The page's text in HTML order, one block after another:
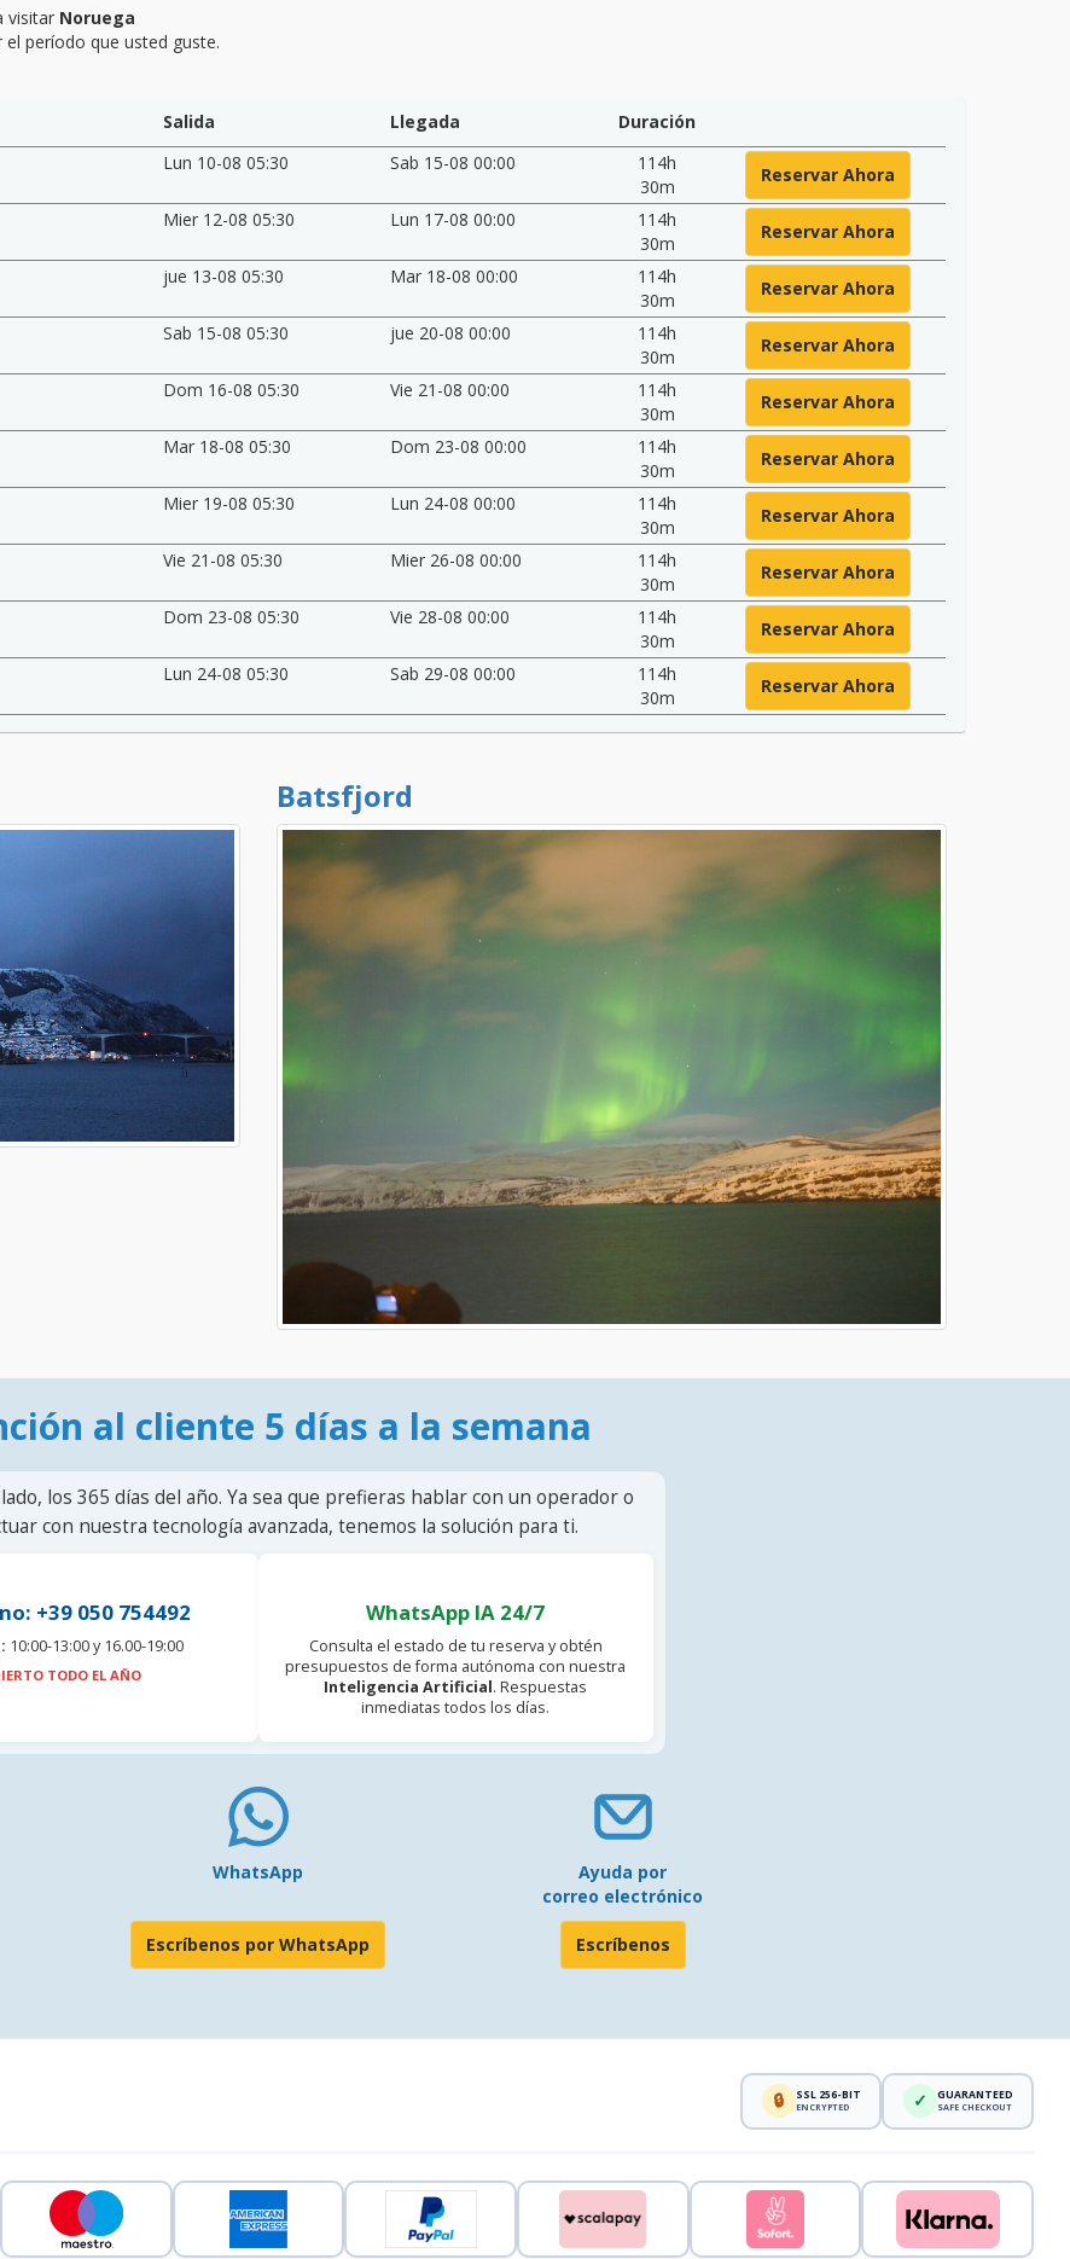
visitar Noruega
período que usted guste.
Salida Llegada
Duración
Lun 10-08 05:30 Sab 15-08 00:00
114h
30m
Reservar Ahora
Mier 12-08 05:30 Lun 17-08 00:00
114h
30m
Reservar Ahora
jue 13-08 05:30 Mar 18-08 00:00
114h
30m
Reservar Ahora
Sab 15-08 05:30 jue 20-08 00:00
114h
30m
Reservar Ahora
Dom 16-08 05:30 Vie 21-08 00:00
114h
30m
Reservar Ahora
Mar 18-08 05:30 Dom 23-08 00:00
114h
30m
Reservar Ahora
Mier 19-08 05:30 Lun 24-08 00:00
114h
30m
Reservar Ahora
Vie 21-08 05:30 Mier 26-08 00:00
114h
30m
Reservar Ahora
Dom 23-08 05:30 Vie 28-08 00:00
114h
30m
Reservar Ahora
Lun 24-08 05:30 Sab 29-08 00:00
114h
30m
Reservar Ahora
Batsfjord
al cliente 5 días a la semana
los 365 días del año. Ya sea que prefieras hablar con un operador o
con nuestra tecnología avanzada, tenemos la solución para ti.
+39 050 754492
10:00-13:00 y 16.00-19:00
TODO EL AÑO
WhatsApp IA 24/7
Consulta el estado de tu reserva y obtén
presupuestos de forma autónoma con nuestra
Inteligencia Artificial. Respuestas
inmediatas todos los días.
WhatsApp
Escríbenos por WhatsApp
Ayuda por
correo electrónico
Escríbenos
🔒 SSL 256-BIT
ENCRYPTED ✓ GUARANTEED
SAFE CHECKOUT